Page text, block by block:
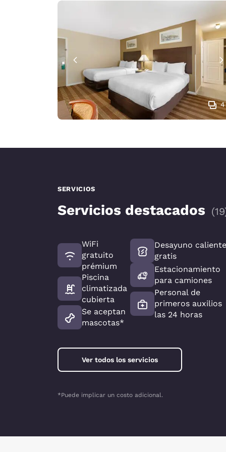
4
SERVICIOS
Servicios destacados (19
WiFi
gratuito
prémium
Piscina
climatizada
cubierta
Se aceptan
mascotas*
Desayuno
gratis
Estacionamiento
para camiones
Personal de
primeros auxilios
las 24 horas
Ver todos los servicios
*Puede implicar un costo adicional.